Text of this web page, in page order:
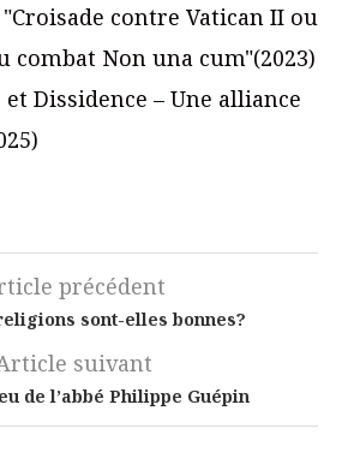
"Croisade contre Vatican II ou
combat Non una cum"(2023)
Dissidence – Une alliance
précédent
sont-elles bonnes?
suivant
de l’abbé Philippe Guépin